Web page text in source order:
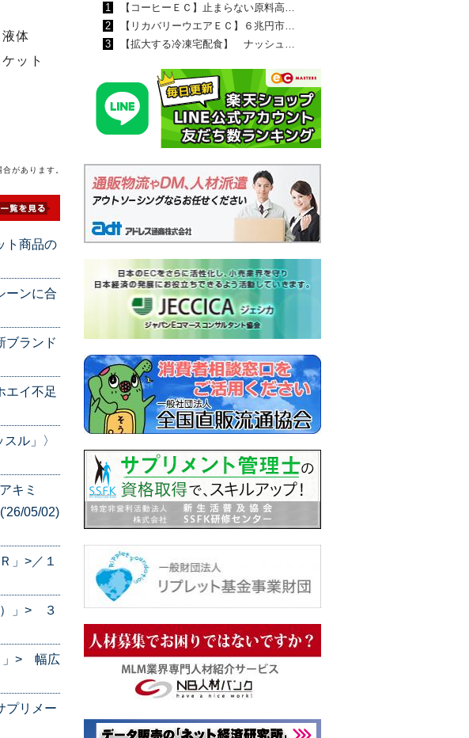
体
ット
があります。
ト商品の
ーンに合
ブランド
エイ不足
ル」〉
キミ
05/02)
」>／１
）」> ３
」> 幅広
プリメー
1
【コーヒーＥＣ】止まらない原料高…
2
【リカバリーウエアＥＣ】６兆円市…
3
【拡大する冷凍宅配食】 ナッシュ…